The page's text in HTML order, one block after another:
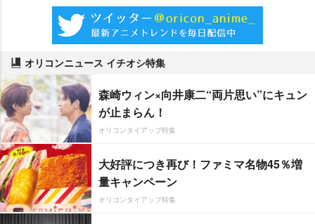
オリコンニュース イチオシ特集
森崎ウィン×向井康二“両片思い”にキュン
が止まらん！
オリコンタイアップ特集
大好評につき再び！ファミマ名物45％増
量キャンペーン
オリコンタイアップ特集